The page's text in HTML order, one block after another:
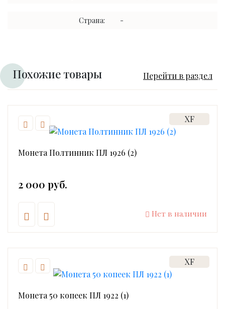
Страна: -
Похожие товары Перейти в раздел
XF
Монета Полтинник ПЛ 1926 (2)
2 000 руб.
Нет в наличии
XF
Монета 50 копеек ПЛ 1922 (1)